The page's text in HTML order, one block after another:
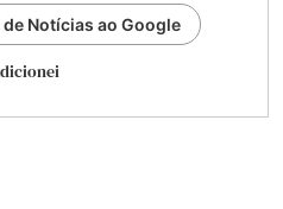
Notícias ao Google